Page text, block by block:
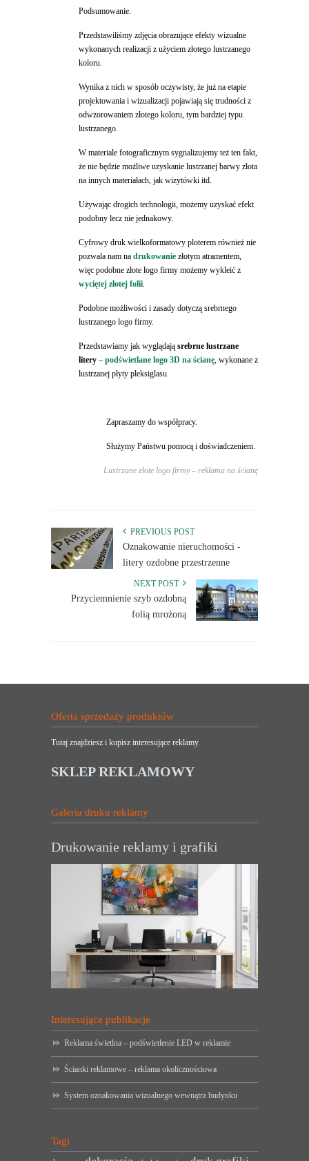
Podsumowanie.
Przedstawiliśmy zdjęcia obrazujące efekty wizualne
wykonanych realizacji z użyciem złotego lustrzanego
koloru.
Wynika z nich w sposób oczywisty, że już na etapie
projektowania i wizualizacji pojawiają się trudności z
odwzorowaniem złotego koloru, tym bardziej typu
lustrzanego.
W materiale fotograficznym sygnalizujemy też ten fakt,
że nie będzie możliwe uzyskanie lustrzanej barwy złota
na innych materiałach, jak wizytówki itd.
Używając drogich technologii, możemy uzyskać efekt
podobny lecz nie jednakowy.
Cyfrowy druk wielkoformatowy ploterem również nie
pozwala nam na drukowanie złotym atramentem,
więc podobne złote logo firmy możemy wykleić z
wyciętej złotej folii.
Podobne możliwości i zasady dotyczą srebrnego
lustrzanego logo firmy.
Przedstawiamy jak wyglądają srebrne lustrzane
litery – podświetlane logo 3D na ścianę, wykonane z
lustrzanej płyty pleksiglasu.
Zapraszamy do współpracy.
Służymy Państwu pomocą i doświadczeniem.
Lustrzane złote logo firmy – reklama na ścianę
PREVIOUS POST
Oznakowanie nieruchomości -
litery ozdobne przestrzenne
NEXT POST
Przyciemnienie szyb ozdobną
folią mrożoną
Oferta sprzedaży produktów
Tutaj znajdziesz i kupisz interesujące reklamy.
SKLEP REKLAMOWY
Galeria druku reklamy
Drukowanie reklamy i grafiki
Interesujące publikacje
Reklama świetlna – podświetlenie LED w reklamie
Ścianki reklamowe – reklama okolicznościowa
System oznakowania wizualnego wewnątrz budynku
Tagi